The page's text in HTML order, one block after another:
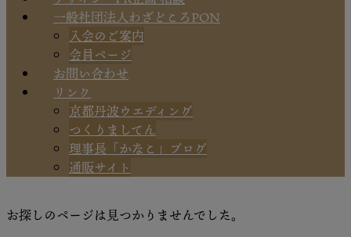
一般社団法人わざどころPON
入会のご案内
会員ページ
お問い合わせ
リンク
京都丹波ウエディング
つくりましてん
理事長「かなこ」ブログ
通販サイト
お探しのページは見つかりませんでした。